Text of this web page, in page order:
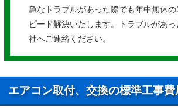
急なトラブルがあった際でも年中無休
ピード解決いたします。トラブルがあ
社へご連絡ください。
エアコン取付、交換の標準工事費